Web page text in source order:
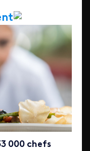
000 chefs